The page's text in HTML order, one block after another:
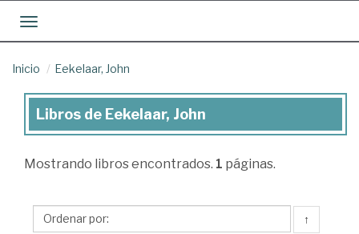
Toggle navigation
Inicio Eekelaar, John
Libros
Eekelaar,
Libros de Eekelaar, John
Mostrando libros encontrados. 1 páginas.
↑